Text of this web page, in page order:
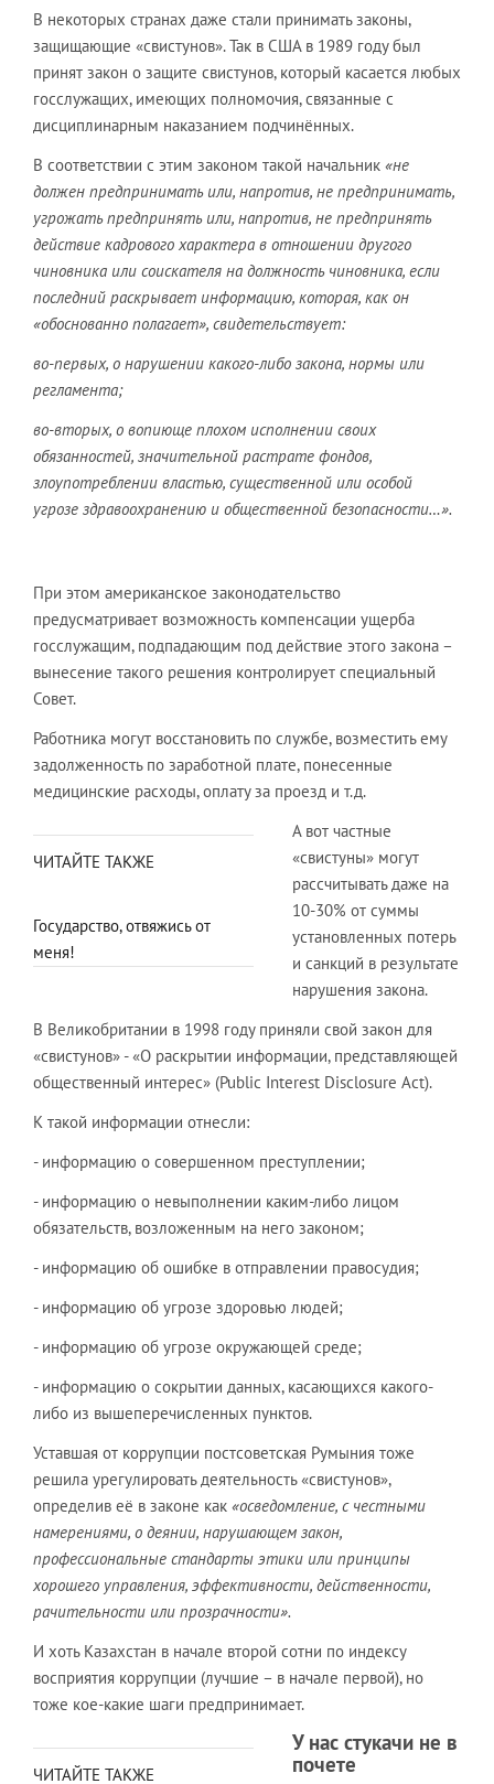
В некоторых странах даже стали принимать законы,
защищающие «свистунов». Так в США в 1989 году был
принят закон о защите свистунов, который касается любых
госслужащих, имеющих полномочия, связанные с
дисциплинарным наказанием подчинённых.
В соответствии с этим законом такой начальник «не
должен предпринимать или, напротив, не предпринимать,
угрожать предпринять или, напротив, не предпринять
действие кадрового характера в отношении другого
чиновника или соискателя на должность чиновника, если
последний раскрывает информацию, которая, как он
«обоснованно полагает», свидетельствует:
во-первых, о нарушении какого-либо закона, нормы или
регламента;
во-вторых, о вопиюще плохом исполнении своих
обязанностей, значительной растрате фондов,
злоупотреблении властью, существенной или особой
угрозе здравоохранению и общественной безопасности…».
При этом американское законодательство
предусматривает возможность компенсации ущерба
госслужащим, подпадающим под действие этого закона –
вынесение такого решения контролирует специальный
Совет.
Работника могут восстановить по службе, возместить ему
задолженность по заработной плате, понесенные
медицинские расходы, оплату за проезд и т.д.
ЧИТАЙТЕ ТАКЖЕ
Государство, отвяжись от
меня!
А вот частные
«свистуны» могут
рассчитывать даже на
10-30% от суммы
установленных потерь
и санкций в результате
нарушения закона.
В Великобритании в 1998 году приняли свой закон для
«свистунов» - «О раскрытии информации, представляющей
общественный интерес» (Public Interest Disclosure Act).
К такой информации отнесли:
- информацию о совершенном преступлении;
- информацию о невыполнении каким-либо лицом
обязательств, возложенным на него законом;
- информацию об ошибке в отправлении правосудия;
- информацию об угрозе здоровью людей;
- информацию об угрозе окружающей среде;
- информацию о сокрытии данных, касающихся какого-
либо из вышеперечисленных пунктов.
Уставшая от коррупции постсоветская Румыния тоже
решила урегулировать деятельность «свистунов»,
определив её в законе как «осведомление, с честными
намерениями, о деянии, нарушающем закон,
профессиональные стандарты этики или принципы
хорошего управления, эффективности, действенности,
рачительности или прозрачности».
И хоть Казахстан в начале второй сотни по индексу
восприятия коррупции (лучшие – в начале первой), но
тоже кое-какие шаги предпринимает.
ЧИТАЙТЕ ТАКЖЕ
У нас стукачи не в
почете